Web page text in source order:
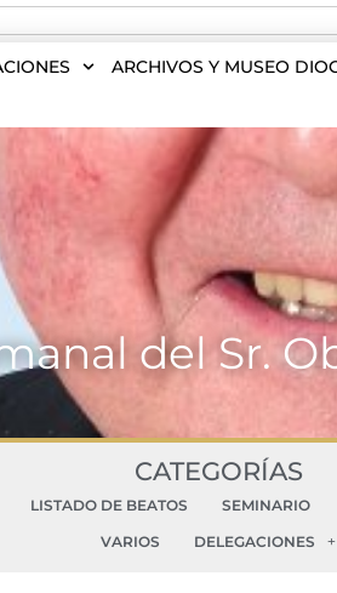
ARCHIVOS Y MUSEO
del Sr.
CATEGORÍAS
LISTADO DE BEATOS SEMINARIO
VARIOS
DELEGACIONES